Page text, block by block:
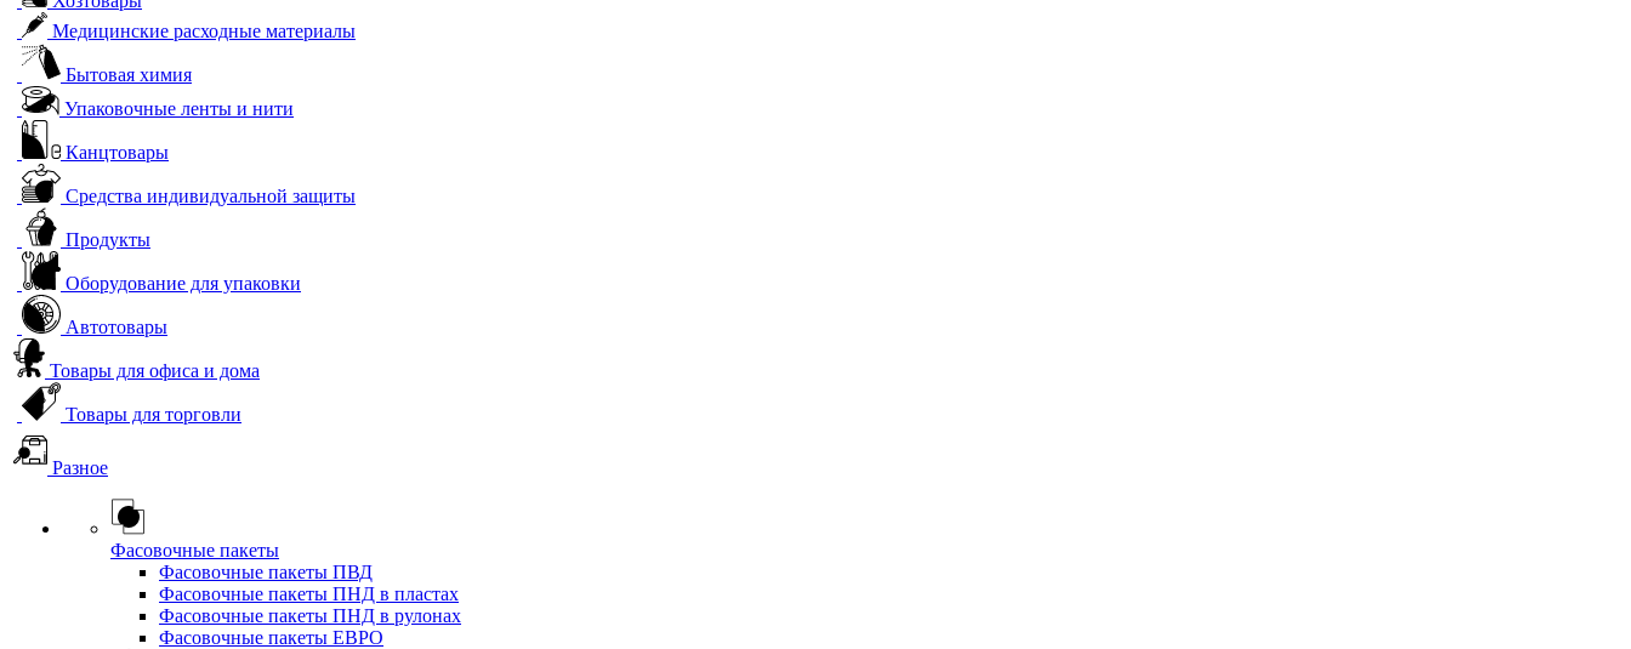
Медицинские расходные материалы
Бытовая химия
Упаковочные ленты и нити
Канцтовары
Средства индивидуальной защиты
Продукты
Оборудование для упаковки
Автотовары
Товары для офиса и дома
Товары для торговли
Разное
Фасовочные пакеты
Фасовочные пакеты ПВД
Фасовочные пакеты ПНД в пластах
Фасовочные пакеты ПНД в рулонах
Фасовочные пакеты ЕВРО